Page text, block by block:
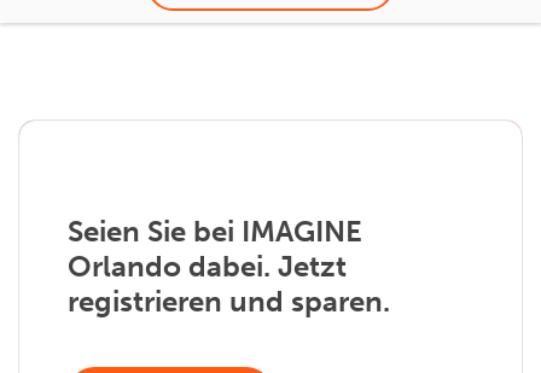
Seien Sie bei IMAGINE
Orlando dabei. Jetzt
registrieren und sparen.